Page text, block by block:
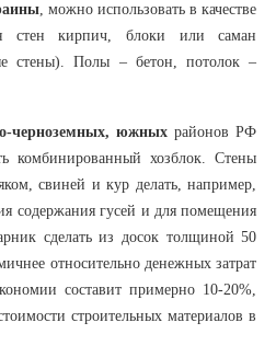
, можно использовать в качестве
стен кирпич, блоки или саман
стены). Полы – бетон, потолок –
черноземных, южных районов РФ
комбинированный хозблок. Стены
свиней и кур делать, например,
содержания гусей и для помещения
сделать из досок толщиной 50
относительно денежных затрат
составит примерно 10-20%,
строительных материалов в